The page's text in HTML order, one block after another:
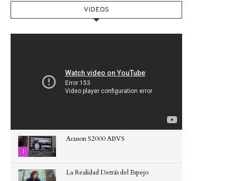
4
...
4
6 5
VIDEOS
1
Acuson S2000 ABVS
La Realidad Detrás del Espejo